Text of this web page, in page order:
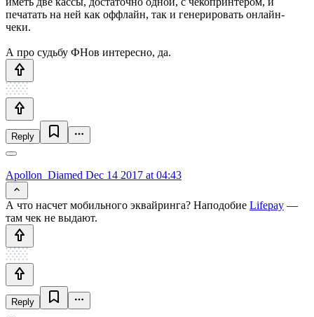
печатать на ней как оффлайн, так и генерировать онлайн-
чеки.
А про судьбу ФНов интересно, да.
Reply
Apollon_Diamed Dec 14 2017 at 04:43
А что насчет мобильного эквайринга? Наподобие Lifepay —
там чек не выдают.
Reply